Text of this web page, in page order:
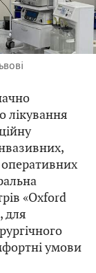
лікування
«Oxford
, для
умови